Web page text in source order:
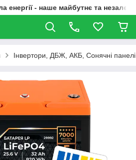
енергії - наше майбутнє та
Інвертори, ДБЖ, АКБ, Сонячні